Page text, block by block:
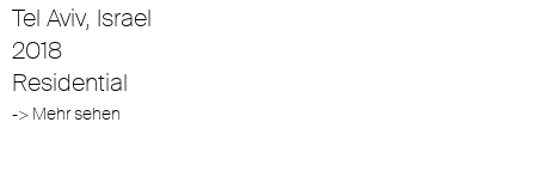
Tel Aviv, Israel
2018
Residential
-> Mehr sehen